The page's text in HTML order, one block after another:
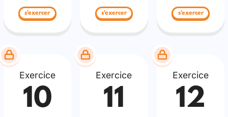
s'exercer s'exercer s'exercer
Exercice
10
Exercice
11
Exercice
12